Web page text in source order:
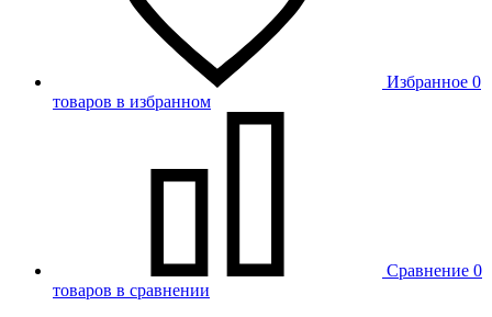
Избранное 0
товаров в избранном
Сравнение 0
товаров в сравнении